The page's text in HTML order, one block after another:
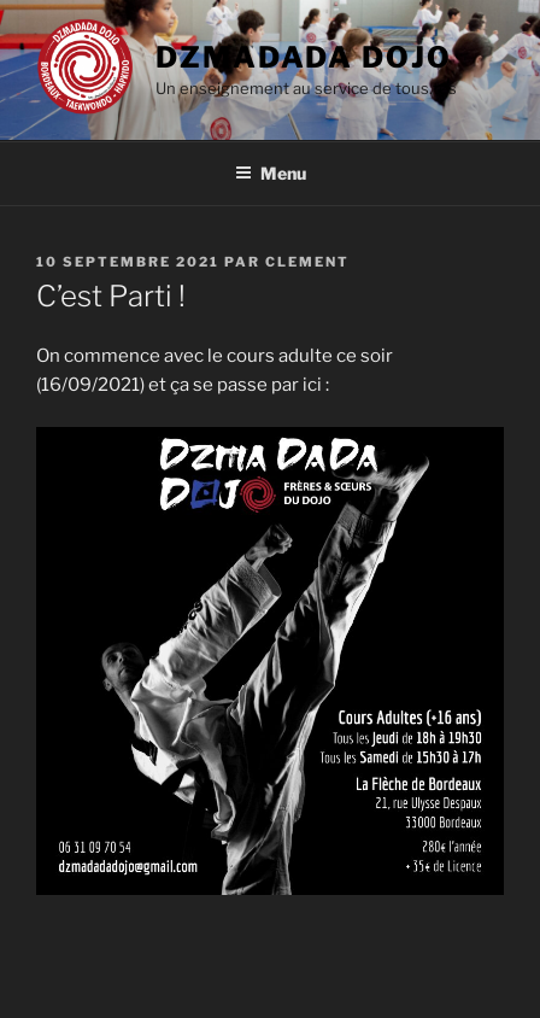
Aller
au
contenu
principal
DZMADADA DOJO
Un enseignement au service de tous.tes
Menu
PUBLIÉ
LE
10 SEPTEMBRE 2021 PAR CLEMENT
C’est Parti !
On commence avec le cours adulte ce soir
(16/09/2021) et ça se passe par ici :